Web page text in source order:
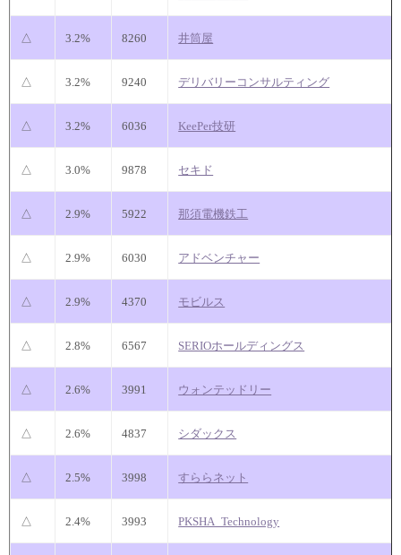
△ 3.2% 8260 井筒屋
△ 3.2% 9240 デリバリーコンサルティング
△ 3.2% 6036 KeePer技研
△ 3.0% 9878 セキド
△ 2.9% 5922 那須電機鉄工
△ 2.9% 6030 アドベンチャー
△ 2.9% 4370 モビルス
△ 2.8% 6567 SERIOホールディングス
△ 2.6% 3991 ウォンテッドリー
△ 2.6% 4837 シダックス
△ 2.5% 3998 すららネット
△ 2.4% 3993 PKSHA_Technology